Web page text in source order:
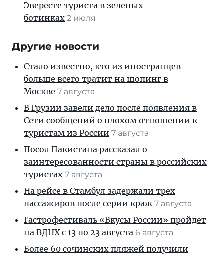
Эвересте туриста в зеленых
ботинках 2 июля
Другие новости
Стало известно, кто из иностранцев
больше всего тратит на шопинг в
Москве 7 августа
В Грузии завели дело после появления в
Сети сообщений о плохом отношении к
туристам из России 7 августа
Посол Пакистана рассказал о
заинтересованности страны в российских
туристах 7 августа
На рейсе в Стамбул задержали трех
пассажиров после серии краж 7 августа
Гастрофестиваль «Вкусы России» пройдет
на ВДНХ с 13 по 23 августа 6 августа
Более 60 сочинских пляжей получили